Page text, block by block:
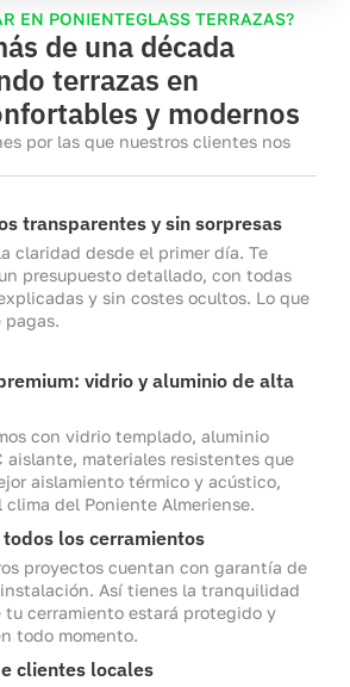
EN PONIENTEGLASS TERRAZAS?
de una década
terrazas en
y modernos
por las que nuestros clientes nos
transparentes y sin sorpresas
claridad desde el primer día. Te
presupuesto detallado, con todas
y sin costes ocultos. Lo que
pagas.
vidrio y aluminio de alta
con vidrio templado, aluminio
aislante, materiales resistentes que
aislamiento térmico y acústico,
clima del Poniente Almeriense.
los cerramientos
proyectos cuentan con garantía de
Así tienes la tranquilidad
tu cerramiento estará protegido y
todo momento.
clientes locales